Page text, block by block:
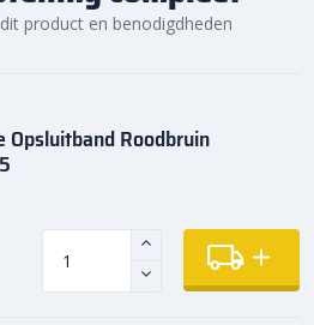
product en benodigdheden
Opsluitband Roodbruin